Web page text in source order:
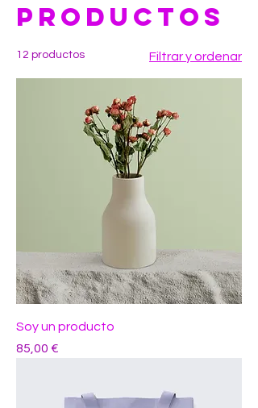
productos
12 productos Filtrar y ordenar
Soy un producto
Precio
85,00 €